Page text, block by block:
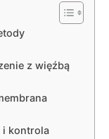
z więźbą
i kontrola